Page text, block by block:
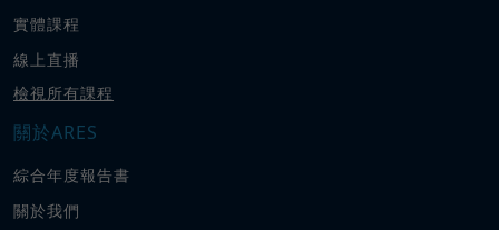
實體課程
線上直播
檢視所有課程
關於ARES
綜合年度報告書
關於我們